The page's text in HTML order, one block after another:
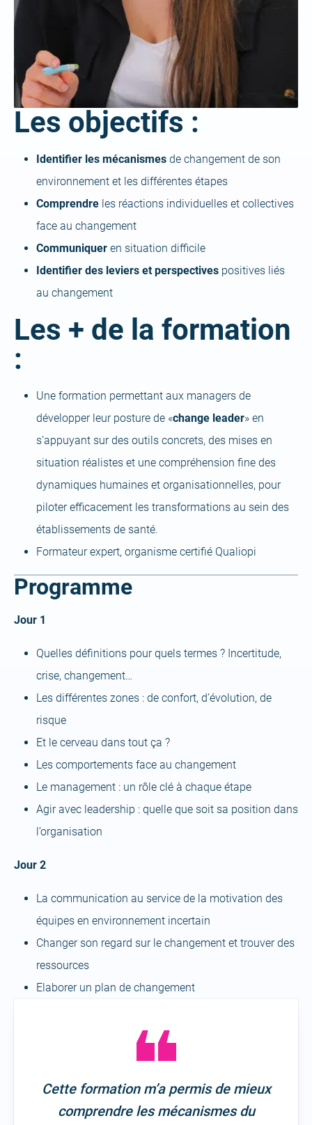
Les objectifs :
Identifier les mécanismes de changement de son
environnement et les différentes étapes
Comprendre les réactions individuelles et collectives
face au changement
Communiquer en situation difficile
Identifier des leviers et perspectives positives liés
au changement
Les + de la formation
:
Une formation permettant aux managers de
développer leur posture de «change leader» en
s’appuyant sur des outils concrets, des mises en
situation réalistes et une compréhension fine des
dynamiques humaines et organisationnelles, pour
piloter efficacement les transformations au sein des
établissements de santé.
Formateur expert, organisme certifié Qualiopi
Programme
Jour 1
Quelles définitions pour quels termes ? Incertitude,
crise, changement…
Les différentes zones : de confort, d’évolution, de
risque
Et le cerveau dans tout ça ?
Les comportements face au changement
Le management : un rôle clé à chaque étape
Agir avec leadership : quelle que soit sa position dans
l’organisation
Jour 2
La communication au service de la motivation des
équipes en environnement incertain
Changer son regard sur le changement et trouver des
ressources
Elaborer un plan de changement
Cette formation m’a permis de mieux
comprendre les mécanismes du